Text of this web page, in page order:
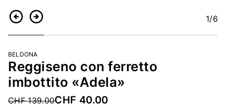
IndietroContinua 1/6
BELDONA
Reggiseno con ferretto
imbottito «Adela»
Price reduced from
CHF 139.00CHF 40.00